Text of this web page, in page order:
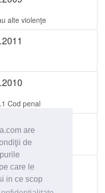
are
de
care le
in ce scop
alte violenţe
Cod penal